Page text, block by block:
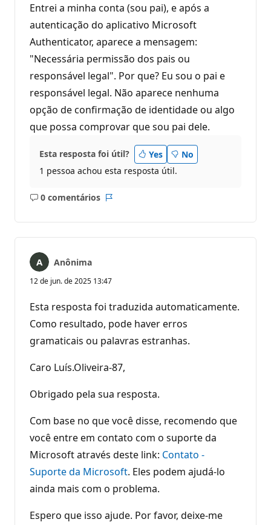
Entrei a minha conta (sou pai), e após a
autenticação do aplicativo Microsoft
Authenticator, aparece a mensagem:
"Necessária permissão dos pais ou
responsável legal". Por que? Eu sou o pai e
responsável legal. Não aparece nenhuma
opção de confirmação de identidade ou algo
que possa comprovar que sou pai dele.
Esta resposta foi útil? Yes
No
1 pessoa achou esta resposta útil.
0 comentários
Sem
Anônima
12 de jun. de 2025 13:47
Esta resposta foi traduzida automaticamente.
Como resultado, pode haver erros
gramaticais ou palavras estranhas.
Caro Luís.Oliveira-87,
Obrigado pela sua resposta.
Com base no que você disse, recomendo que
você entre em contato com o suporte da
Microsoft através deste link: Contato -
Suporte da Microsoft. Eles podem ajudá-lo
ainda mais com o problema.
Espero que isso ajude. Por favor, deixe-me